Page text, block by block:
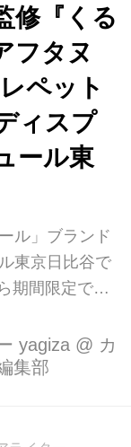
る、まさ
”の名にふさわ
です。
修『くる
フタヌ
ペット
ィスプ
ール東
ル」ブランド
東京日比谷で
期間限定で、
『くるみ割り
ーと舞台衣裳
ラグジュアリ
yagiza @ カ
集部